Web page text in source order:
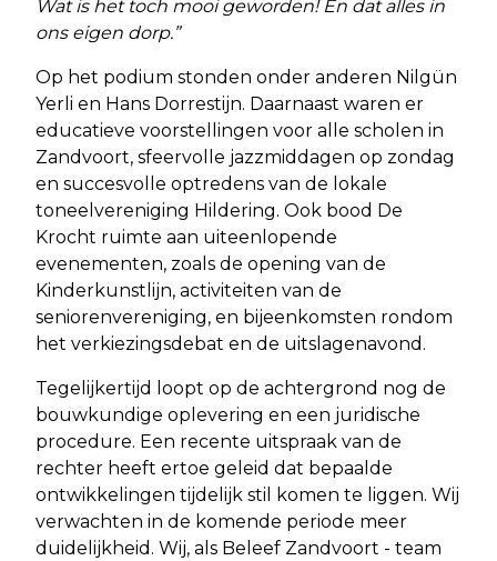
Wat is het toch mooi geworden! En dat alles in
ons eigen dorp.”
Op het podium stonden onder anderen Nilgün
Yerli en Hans Dorrestijn. Daarnaast waren er
educatieve voorstellingen voor alle scholen in
Zandvoort, sfeervolle jazzmiddagen op zondag
en succesvolle optredens van de lokale
toneelvereniging Hildering. Ook bood De
Krocht ruimte aan uiteenlopende
evenementen, zoals de opening van de
Kinderkunstlijn, activiteiten van de
seniorenvereniging, en bijeenkomsten rondom
het verkiezingsdebat en de uitslagenavond.
Tegelijkertijd loopt op de achtergrond nog de
bouwkundige oplevering en een juridische
procedure. Een recente uitspraak van de
rechter heeft ertoe geleid dat bepaalde
ontwikkelingen tijdelijk stil komen te liggen. Wij
verwachten in de komende periode meer
duidelijkheid. Wij, als Beleef Zandvoort - team